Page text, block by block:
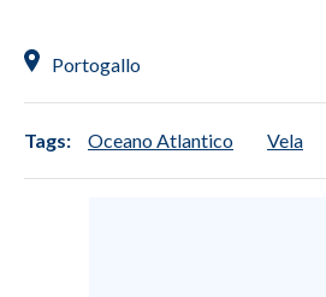
SARDI NEL MONDO
Portogallo
Tags: Oceano Atlantico Vela